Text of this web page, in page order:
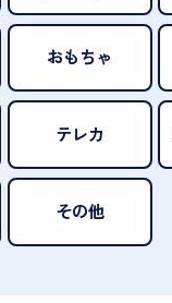
おもちゃ
テレカ
その他